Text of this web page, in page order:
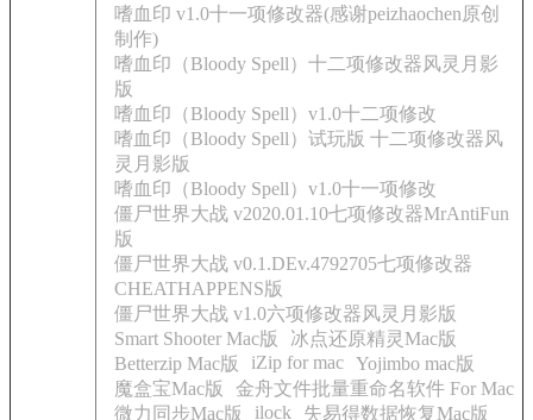
嗜血印 v1.0十一项修改器(感谢peizhaochen原创
制作)
嗜血印（Bloody Spell）十二项修改器风灵月影
版
嗜血印（Bloody Spell）v1.0十二项修改
嗜血印（Bloody Spell）试玩版 十二项修改器风
灵月影版
嗜血印（Bloody Spell）v1.0十一项修改
僵尸世界大战 v2020.01.10七项修改器MrAntiFun
版
僵尸世界大战 v0.1.DEv.4792705七项修改器
CHEATHAPPENS版
僵尸世界大战 v1.0六项修改器风灵月影版
Smart Shooter Mac版
冰点还原精灵Mac版
Betterzip Mac版
iZip for mac Yojimbo mac版
魔盒宝Mac版
金舟文件批量重命名软件 For Mac
微力同步Mac版
ilock 失易得数据恢复Mac版